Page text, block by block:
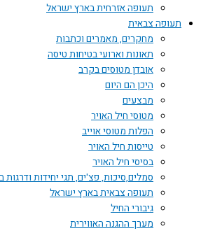
תעופה אזרחית בארץ ישראל
תעופה צבאית
מחקרים, מאמרים וכתבות
תאונות וארועי בטיחות טיסה
אובדן מטוסים בקרב
היכן הם היום
מבצעים
מטוסי חיל האויר
הפלות מטוסי אוייב
טייסות חיל האויר
בסיסי חיל האויר
סמלים,סיכות, פצ'ים, תגי יחידות ודרגות בחיל
תעופה צבאית בארץ ישראל
גיבורי החיל
מערך ההגנה האווירית